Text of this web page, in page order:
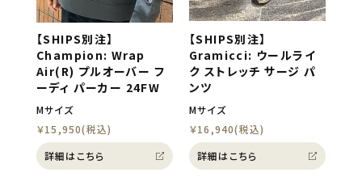
【SHIPS別注】
Champion: Wrap
Air(R) プルオーバー フ
ーディ パーカー 24FW
Mサイズ
￥15,950(税込)
詳細はこちら
【SHIPS別注】
Gramicci: ウールライ
ク ストレッチ サージ パ
ンツ
Mサイズ
￥16,940(税込)
詳細はこちら